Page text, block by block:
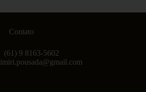
Contato
(61) 9 8163-5602